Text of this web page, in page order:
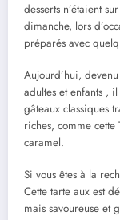
desserts n’étaient
dimanche, lors
préparés avec
Aujourd’hui,
adultes et enfants ,
gâteaux classiques
riches, comme cette
caramel.
Si vous êtes à la
Cette tarte aux est
mais savoureuse et